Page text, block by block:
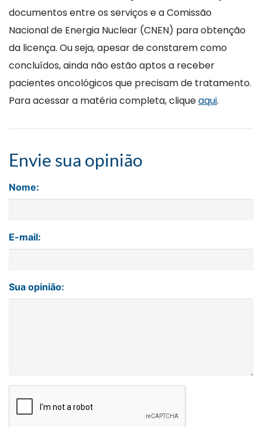
documentos entre os serviços e a Comissão
Nacional de Energia Nuclear (CNEN) para obtenção
da licença. Ou seja, apesar de constarem como
concluídos, ainda não estão aptos a receber
pacientes oncológicos que precisam de tratamento.
Para acessar a matéria completa, cliqueaqui.
Envie sua opinião
Nome:
E-mail:
Sua opinião: